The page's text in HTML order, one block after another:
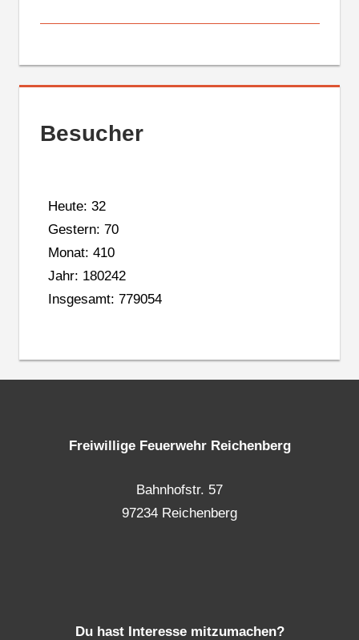
Besucher
Heute: 32
Gestern: 70
Monat: 410
Jahr: 180242
Insgesamt: 779054
Freiwillige Feuerwehr Reichenberg
Bahnhofstr. 57
97234 Reichenberg
Du hast Interesse mitzumachen?